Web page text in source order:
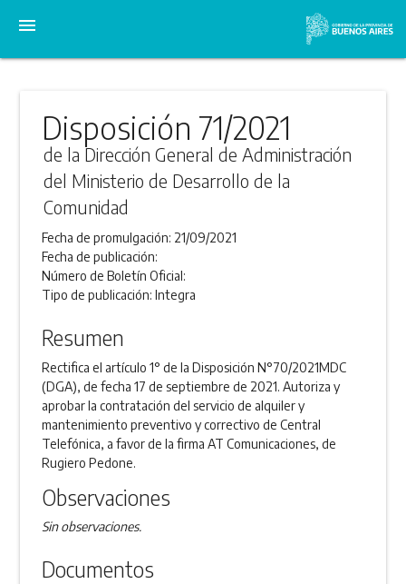
menu
Disposición 71/2021
de la Dirección General de Administración
del Ministerio de Desarrollo de la
Comunidad
Fecha de promulgación: 21/09/2021
Fecha de publicación:
Número de Boletín Oficial:
Tipo de publicación:Integra
Resumen
Rectifica el artículo 1° de la Disposición N°70/2021MDC
(DGA), de fecha 17 de septiembre de 2021. Autoriza y
aprobar la contratación del servicio de alquiler y
mantenimiento preventivo y correctivo de Central
Telefónica, a favor de la firma AT Comunicaciones, de
Rugiero Pedone.
Observaciones
Sin observaciones.
Documentos